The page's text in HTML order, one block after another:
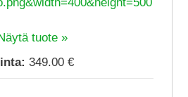
tuote »
349.00 €